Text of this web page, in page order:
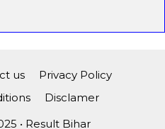
us
Privacy Policy
Disclamer
• Result Bihar